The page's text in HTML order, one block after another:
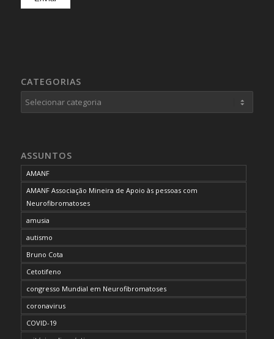
CATEGORIAS
Categorias
ASSUNTOS
AMANF
AMANF Associação Mineira de Apoio às pessoas com
Neurofibromatoses
amusia
autismo
Bruno Cota
Cetotifeno
congresso Mundial em Neurofibromatoses
coronavirus
COVID-19